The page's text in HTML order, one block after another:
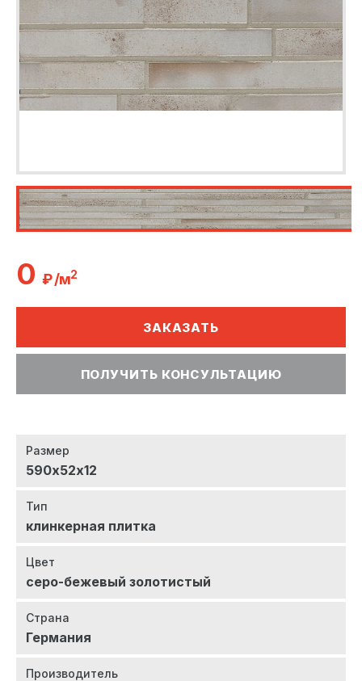
0 ₽ /м2
ЗАКАЗАТЬ
ПОЛУЧИТЬ КОНСУЛЬТАЦИЮ
Размер
590х52х12
Тип
клинкерная плитка
Цвет
серо-бежевый золотистый
Страна
Германия
Производитель